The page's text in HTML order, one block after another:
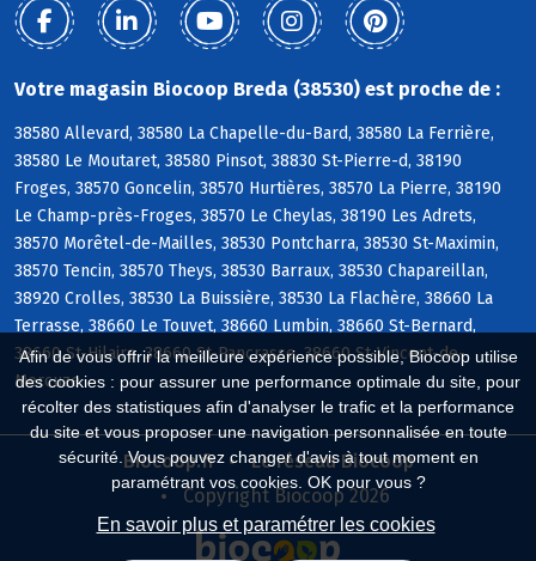
Afin de vous offrir la meilleure expérience possible, Biocoop utilise
des cookies : pour assurer une performance optimale du site, pour
récolter des statistiques afin d'analyser le trafic et la performance
du site et vous proposer une navigation personnalisée en toute
sécurité. Vous pouvez changer d'avis à tout moment en
paramétrant vos cookies. OK pour vous ?
En savoir plus et paramétrer les cookies
Votre magasin Biocoop Breda (38530) est proche de :
38580 Allevard, 38580 La Chapelle-du-Bard, 38580 La Ferrière,
38580 Le Moutaret, 38580 Pinsot, 38830 St-Pierre-d, 38190
Froges, 38570 Goncelin, 38570 Hurtières, 38570 La Pierre, 38190
Le Champ-près-Froges, 38570 Le Cheylas, 38190 Les Adrets,
38570 Morêtel-de-Mailles, 38530 Pontcharra, 38530 St-Maximin,
38570 Tencin, 38570 Theys, 38530 Barraux, 38530 Chapareillan,
38920 Crolles, 38530 La Buissière, 38530 La Flachère, 38660 La
Terrasse, 38660 Le Touvet, 38660 Lumbin, 38660 St-Bernard,
38660 St-Hilaire, 38660 St-Pancrasse, 38660 St-Vincent-de-
Mercuze
Biocoop.fr
Le réseau Biocoop
Copyright Biocoop 2026